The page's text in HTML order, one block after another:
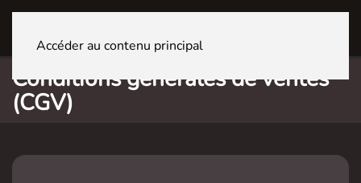
Accéder au contenu principal
Conditions générales de ventes
(CGV)